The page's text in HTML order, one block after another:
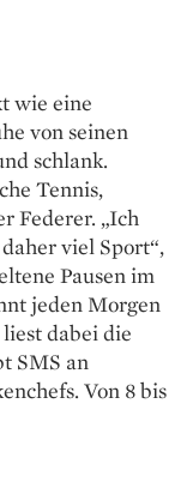
wie eine
von seinen
schlank.
Tennis,
Federer. „Ich
viel Sport“,
Pausen im
jeden Morgen
dabei die
SMS an
Von 8 bis